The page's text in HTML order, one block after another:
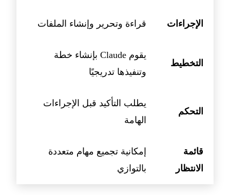
الإجراءات قراءة وتحرير وإنشاء الملفات
التخطيط
يقوم Claude بإنشاء خطة
وتنفيذها تدريجيًا
التحكم
يطلب التأكيد قبل الإجراءات
الهامة
قائمة
الانتظار
إمكانية تجميع مهام متعددة
بالتوازي